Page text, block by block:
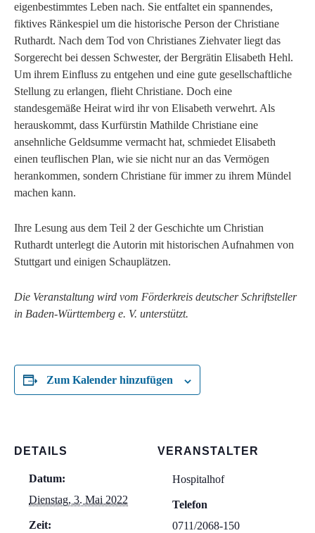
eigenbestimmtes Leben nach. Sie entfaltet ein spannendes,
fiktives Ränkespiel um die historische Person der Christiane
Ruthardt. Nach dem Tod von Christianes Ziehvater liegt das
Sorgerecht bei dessen Schwester, der Bergrätin Elisabeth Hehl.
Um ihrem Einfluss zu entgehen und eine gute gesellschaftliche
Stellung zu erlangen, flieht Christiane. Doch eine
standesgemäße Heirat wird ihr von Elisabeth verwehrt. Als
herauskommt, dass Kurfürstin Mathilde Christiane eine
ansehnliche Geldsumme vermacht hat, schmiedet Elisabeth
einen teuflischen Plan, wie sie nicht nur an das Vermögen
herankommen, sondern Christiane für immer zu ihrem Mündel
machen kann.
Ihre Lesung aus dem Teil 2 der Geschichte um Christian
Ruthardt unterlegt die Autorin mit historischen Aufnahmen von
Stuttgart und einigen Schauplätzen.
Die Veranstaltung wird vom Förderkreis deutscher Schriftsteller
in Baden-Württemberg e. V. unterstützt.
Zum Kalender hinzufügen
DETAILS
Datum:
Dienstag, 3. Mai 2022
Zeit:
VERANSTALTER
Hospitalhof
Telefon
0711/2068-150